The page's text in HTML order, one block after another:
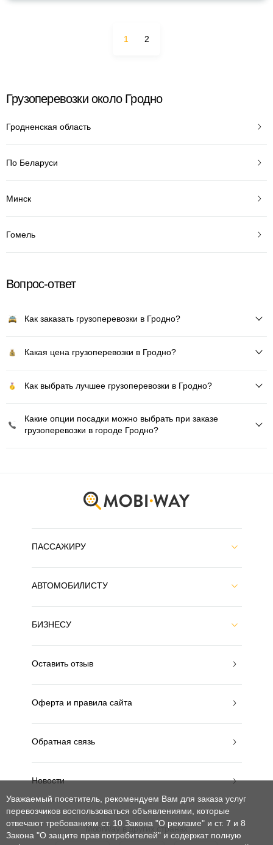
1 2
Грузоперевозки около Гродно
Гродненская область
По Беларуси
Минск
Гомель
Вопрос-ответ
Как заказать грузоперевозки в Гродно?
Какая цена грузоперевозки в Гродно?
Как выбрать лучшее грузоперевозки в Гродно?
Какие опции посадки можно выбрать при заказе
грузоперевозки в городе Гродно?
ПАССАЖИРУ
АВТОМОБИЛИСТУ
БИЗНЕСУ
Оставить отзыв
Оферта и правила сайта
Обратная связь
Новости
MobiWay в других странах
Уважаемый посетитель, рекомендуем Вам для заказа услуг
перевозчиков воспользоваться объявлениями, которые
отвечают требованиям ст. 10 Закона "О рекламе" и ст. 7 и 8
Закона "О защите прав потребителей" и содержат полную